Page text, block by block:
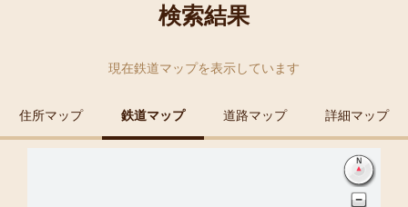
検索結果
現在鉄道マップを表示しています
住所マップ 鉄道マップ 道路マップ 詳細マップ